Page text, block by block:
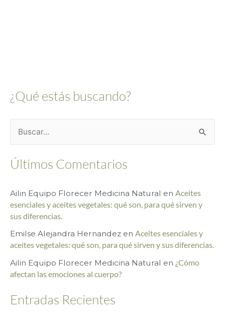
¿Qué estás buscando?
s
a
o
r
:
Últimos Comentarios
Ailin Equipo Florecer Medicina Natural en Aceites
esenciales y aceites vegetales: qué son, para qué sirven y
sus diferencias.
Emilse Alejandra Hernandez en Aceites esenciales y
aceites vegetales: qué son, para qué sirven y sus diferencias.
Ailin Equipo Florecer Medicina Natural en ¿Cómo
afectan las emociones al cuerpo?
Entradas Recientes